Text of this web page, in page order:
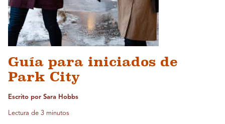
Guía para iniciados de
Park City
Escrito por Sara Hobbs
Lectura de 3 minutos